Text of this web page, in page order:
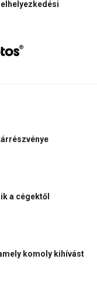
a cégektől
komoly kihívást